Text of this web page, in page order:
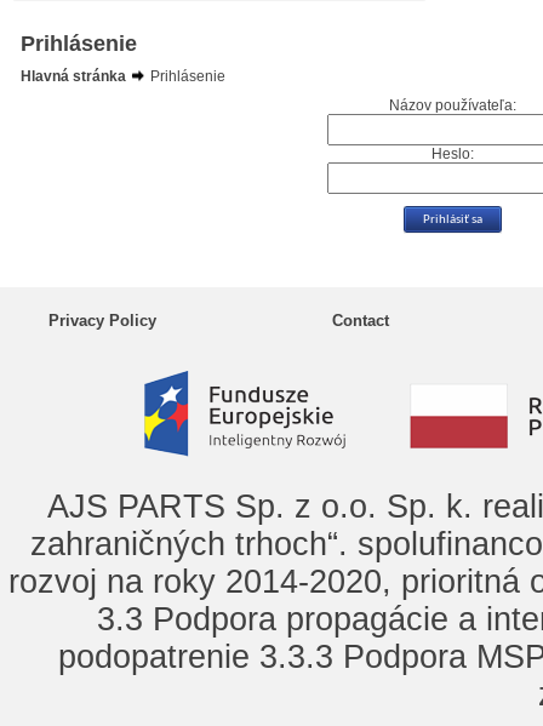
Prihlásenie
Hlavná stránka
Prihlásenie
Názov používateľa:
Heslo:
Privacy Policy Contact
AJS PARTS Sp. z o.o. Sp. k.
zahraničných trhoch“.
rozvoj na roky 2014-2020, prioritná
3.3 Podpora propagácie a
podopatrenie 3.3.3 Podpora